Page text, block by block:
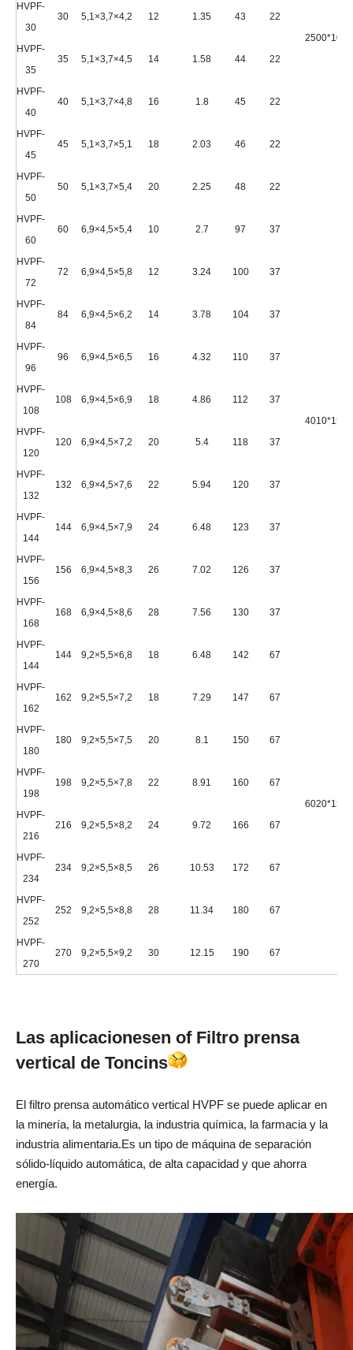
2500*1020
HVPF-
30
30 5,1×3,7×4,2 12 1.35 43 22
HVPF-
35
35 5,1×3,7×4,5 14 1.58 44 22
HVPF-
40
40 5,1×3,7×4,8 16 1.8 45 22
HVPF-
45
45 5,1×3,7×5,1 18 2.03 46 22
HVPF-
50
50 5,1×3,7×5,4 20 2.25 48 22
HVPF-
60
60 6,9×4,5×5,4 10 2.7 97 37
4010*1500
HVPF-
72
72 6,9×4,5×5,8 12 3.24 100 37
HVPF-
84
84 6,9×4,5×6,2 14 3.78 104 37
HVPF-
96
96 6,9×4,5×6,5 16 4.32 110 37
HVPF-
108
108 6,9×4,5×6,9 18 4.86 112 37
HVPF-
120
120 6,9×4,5×7,2 20 5.4 118 37
HVPF-
132
132 6,9×4,5×7,6 22 5.94 120 37
HVPF-
144
144 6,9×4,5×7,9 24 6.48 123 37
HVPF-
156
156 6,9×4,5×8,3 26 7.02 126 37
HVPF-
168
168 6,9×4,5×8,6 28 7.56 130 37
HVPF-
144
144 9,2×5,5×6,8 18 6.48 142 67
6020*1500
HVPF-
162
162 9,2×5,5×7,2 18 7.29 147 67
HVPF-
180
180 9,2×5,5×7,5 20 8.1 150 67
HVPF-
198
198 9,2×5,5×7,8 22 8.91 160 67
HVPF-
216
216 9,2×5,5×8,2 24 9.72 166 67
HVPF-
234
234 9,2×5,5×8,5 26 10.53 172 67
HVPF-
252
252 9,2×5,5×8,8 28 11.34 180 67
HVPF-
270
270 9,2×5,5×9,2 30 12.15 190 67
Las aplicacionesen of Filtro prensa
vertical de Toncins
El filtro prensa automático vertical HVPF se puede aplicar en
la minería, la metalurgia, la industria química, la farmacia y la
industria alimentaria.Es un tipo de máquina de separación
sólido-líquido automática, de alta capacidad y que ahorra
energía.